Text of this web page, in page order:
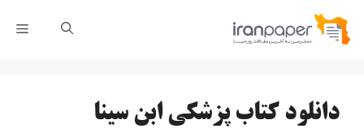
پرش
دانلود کتاب پزشکی ابن سینا